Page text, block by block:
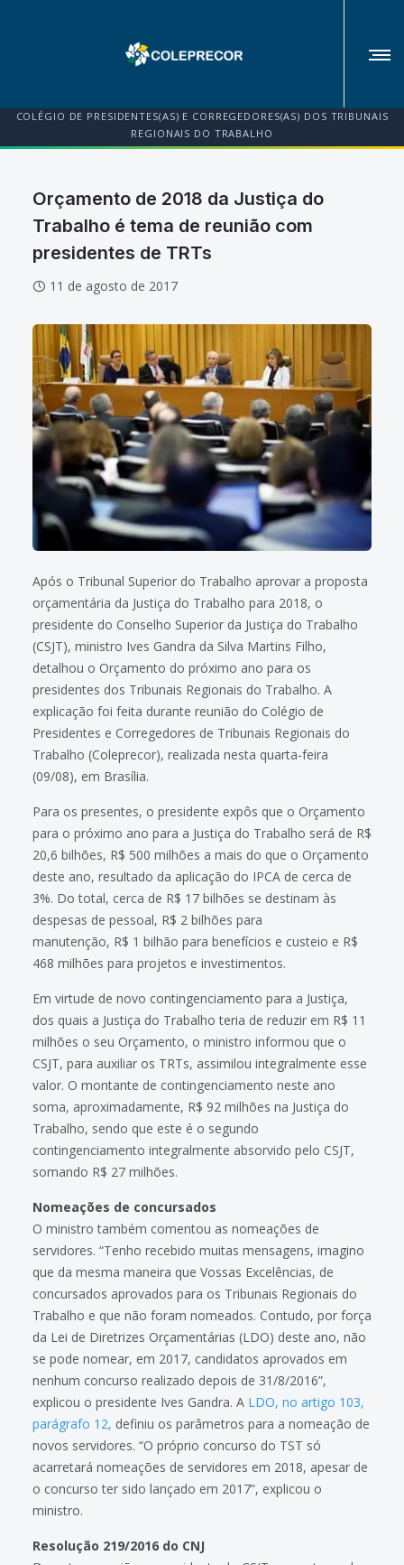
COLÉGIO DE PRESIDENTES(AS) E CORREGEDORES(AS) DOS TRIBUNAIS
REGIONAIS DO TRABALHO
Orçamento de 2018 da Justiça do
Trabalho é tema de reunião com
presidentes de TRTs
11 de agosto de 2017
Após o Tribunal Superior do Trabalho aprovar a proposta
orçamentária da Justiça do Trabalho para 2018, o
presidente do Conselho Superior da Justiça do Trabalho
(CSJT), ministro Ives Gandra da Silva Martins Filho,
detalhou o Orçamento do próximo ano para os
presidentes dos Tribunais Regionais do Trabalho. A
explicação foi feita durante reunião do Colégio de
Presidentes e Corregedores de Tribunais Regionais do
Trabalho (Coleprecor), realizada nesta quarta-feira
(09/08), em Brasília.
Para os presentes, o presidente expôs que o Orçamento
para o próximo ano para a Justiça do Trabalho será de R$
20,6 bilhões, R$ 500 milhões a mais do que o Orçamento
deste ano, resultado da aplicação do IPCA de cerca de
3%. Do total, cerca de R$ 17 bilhões se destinam às
despesas de pessoal, R$ 2 bilhões para
manutenção, R$ 1 bilhão para benefícios e custeio e R$
468 milhões para projetos e investimentos.
Em virtude de novo contingenciamento para a Justiça,
dos quais a Justiça do Trabalho teria de reduzir em R$ 11
milhões o seu Orçamento, o ministro informou que o
CSJT, para auxiliar os TRTs, assimilou integralmente esse
valor. O montante de contingenciamento neste ano
soma, aproximadamente, R$ 92 milhões na Justiça do
Trabalho, sendo que este é o segundo
contingenciamento integralmente absorvido pelo CSJT,
somando R$ 27 milhões.
Nomeações de concursados
O ministro também comentou as nomeações de
servidores. “Tenho recebido muitas mensagens, imagino
que da mesma maneira que Vossas Excelências, de
concursados aprovados para os Tribunais Regionais do
Trabalho e que não foram nomeados. Contudo, por força
da Lei de Diretrizes Orçamentárias (LDO) deste ano, não
se pode nomear, em 2017, candidatos aprovados em
nenhum concurso realizado depois de 31/8/2016”,
explicou o presidente Ives Gandra. A LDO, no artigo 103,
parágrafo 12, definiu os parâmetros para a nomeação de
novos servidores. “O próprio concurso do TST só
acarretará nomeações de servidores em 2018, apesar de
o concurso ter sido lançado em 2017”, explicou o
ministro.
Resolução 219/2016 do CNJ